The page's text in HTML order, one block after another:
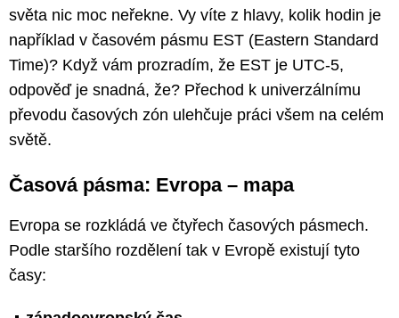
světa nic moc neřekne. Vy víte z hlavy, kolik hodin je
například v časovém pásmu EST (Eastern Standard
Time)? Když vám prozradím, že EST je UTC-5,
odpověď je snadná, že? Přechod k univerzálnímu
převodu časových zón ulehčuje práci všem na celém
světě.
Časová pásma: Evropa – mapa
Evropa se rozkládá ve čtyřech časových pásmech.
Podle staršího rozdělení tak v Evropě existují tyto
časy: